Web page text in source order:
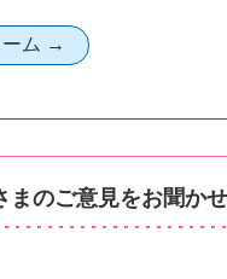
まのご意見をお聞か